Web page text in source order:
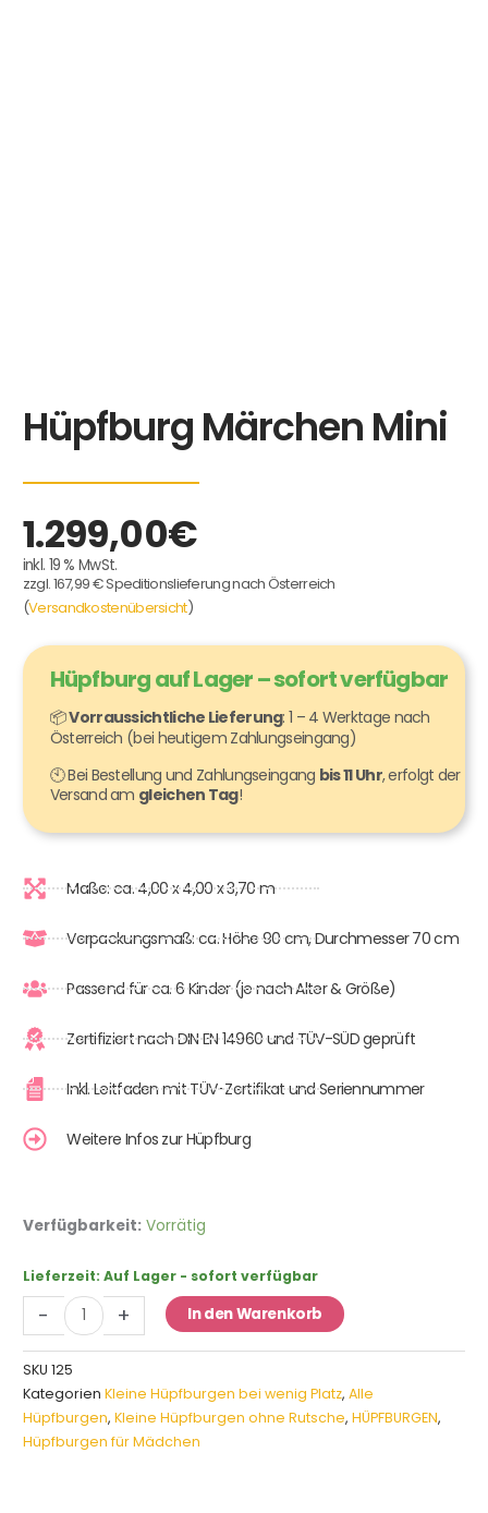
Hüpfburg Märchen Mini
1.299,00€
inkl. 19 % MwSt.
zzgl. 167,99 € Speditionslieferung nach Österreich
(Versandkostenübersicht)
Hüpfburg auf Lager – sofort verfügbar
📦Vorraussichtliche Lieferung: 1 – 4 Werktage nach
Österreich (bei heutigem Zahlungseingang)
🕙 Bei Bestellung und Zahlungseingang bis 11 Uhr, erfolgt der
Versand am gleichen Tag!
Maße: ca. 4,00 x 4,00 x 3,70 m
Verpackungsmaß: ca. Höhe 90 cm, Durchmesser 70 cm
Passend für ca. 6 Kinder (je nach Alter & Größe)
Zertifiziert nach DIN EN 14960 und TÜV-SÜD geprüft
Inkl. Leitfaden mit TÜV-Zertifikat und Seriennummer
Weitere Infos zur Hüpfburg
Verfügbarkeit: Vorrätig
Lieferzeit: Auf Lager - sofort verfügbar
-
Hüpfburg
Mini
Menge
+ In den Warenkorb
SKU 125
Kategorien Kleine Hüpfburgen bei wenig Platz, Alle
Hüpfburgen, Kleine Hüpfburgen ohne Rutsche, HÜPFBURGEN,
Hüpfburgen für Mädchen